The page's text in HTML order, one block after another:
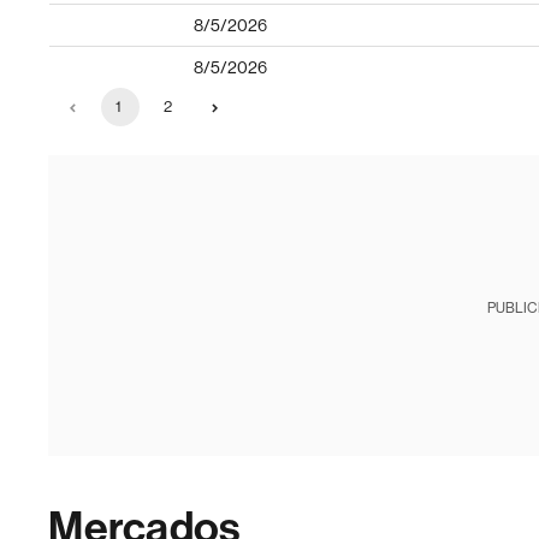
8/5/2026
8/5/2026
1 2
Mercados